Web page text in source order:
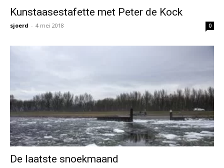
Kunstaasestafette met Peter de Kock
sjoerd - 4 mei 2018 0
De laatste snoekmaand